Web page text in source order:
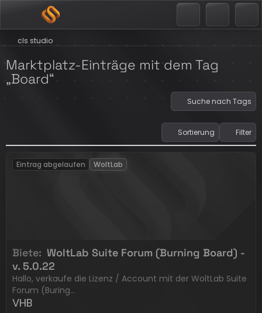
cls studio
Marktplatz-Einträge mit dem Tag
„Board“
Suche nach Tags
Sortierung Filter
Eintrag abgelaufen WoltLab
Biete
WoltLab Suite Forum (Burning Board) -
v. 5.0.22
Hallo, verkaufe die Lizenz / Account mit der WoltLab Suite
Forum (Buring…
VHB